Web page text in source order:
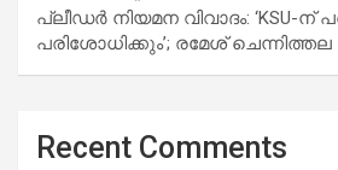
പ്ലീഡർ നിയമന വിവാദം: ‘KSU-ന്
പരിശോധിക്കും’; രമേശ് ചെന്നിത്തല
Recent Comments